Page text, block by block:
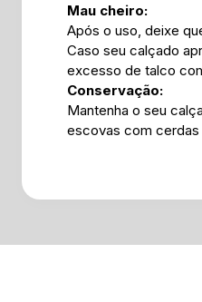
Mau cheiro:
Após o uso, deixe
Caso seu calçado
excesso de talco
Conservação:
Mantenha o seu
escovas com cerdas